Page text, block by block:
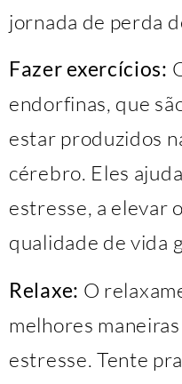
jornada de perda
Fazer exercícios:
endorfinas, que
estar produzidos
cérebro. Eles
estresse, a elevar
qualidade de vida
Relaxe: O
melhores
estresse. Tente